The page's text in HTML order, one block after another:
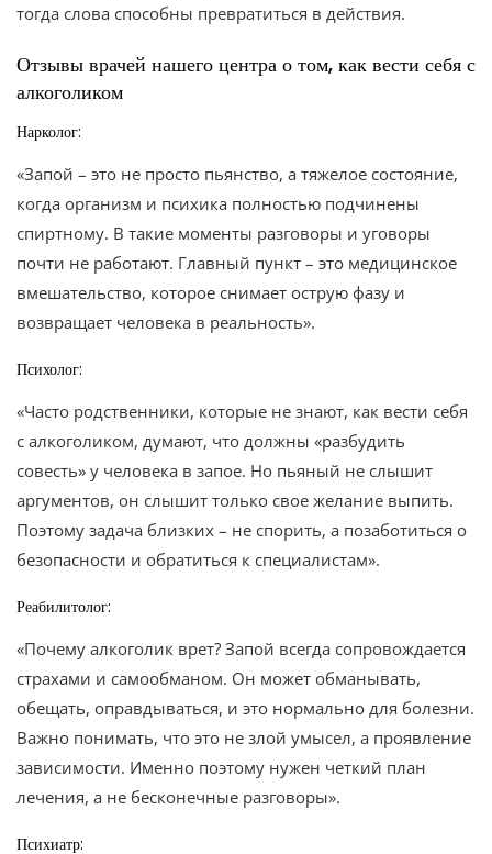
тогда слова способны превратиться в действия.
Отзывы врачей нашего центра о том, как вести себя с
алкоголиком
Нарколог:
«Запой – это не просто пьянство, а тяжелое состояние,
когда организм и психика полностью подчинены
спиртному. В такие моменты разговоры и уговоры
почти не работают. Главный пункт – это медицинское
вмешательство, которое снимает острую фазу и
возвращает человека в реальность».
Психолог:
«Часто родственники, которые не знают, как вести себя
с алкоголиком, думают, что должны «разбудить
совесть» у человека в запое. Но пьяный не слышит
аргументов, он слышит только свое желание выпить.
Поэтому задача близких – не спорить, а позаботиться о
безопасности и обратиться к специалистам».
Реабилитолог:
«Почему алкоголик врет? Запой всегда сопровождается
страхами и самообманом. Он может обманывать,
обещать, оправдываться, и это нормально для болезни.
Важно понимать, что это не злой умысел, а проявление
зависимости. Именно поэтому нужен четкий план
лечения, а не бесконечные разговоры».
Психиатр: